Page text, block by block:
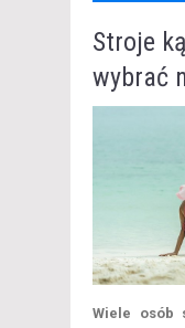
Stroje
wybrać
Wiele osób